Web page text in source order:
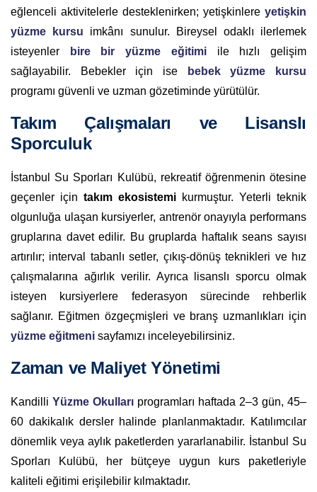
eğlenceli aktivitelerle desteklenirken; yetişkinlere yetişkin
yüzme kursu imkânı sunulur. Bireysel odaklı ilerlemek
isteyenler
bire bir yüzme eğitimiile hızlı gelişim
sağlayabilir. Bebekler için ise
bebek yüzme kursu
programı güvenli ve uzman gözetiminde yürütülür.
Takım Çalışmaları ve Lisanslı
Sporculuk
İstanbul Su Sporları Kulübü, rekreatif öğrenmenin ötesine
geçenler için takım ekosistemi kurmuştur. Yeterli teknik
olgunluğa ulaşan kursiyerler, antrenör onayıyla performans
gruplarına davet edilir. Bu gruplarda haftalık seans sayısı
artırılır; interval tabanlı setler, çıkış-dönüş teknikleri ve hız
çalışmalarına ağırlık verilir. Ayrıca lisanslı sporcu olmak
isteyen kursiyerlere federasyon sürecinde rehberlik
sağlanır. Eğitmen özgeçmişleri ve branş uzmanlıkları için
yüzme eğitmeni sayfamızı inceleyebilirsiniz.
Zaman ve Maliyet Yönetimi
Kandilli Yüzme Okulları programları haftada 2–3 gün, 45–
60 dakikalık dersler halinde planlanmaktadır. Katılımcılar
dönemlik veya aylık paketlerden yararlanabilir. İstanbul Su
Sporları Kulübü, her bütçeye uygun kurs paketleriyle
kaliteli eğitimi erişilebilir kılmaktadır.